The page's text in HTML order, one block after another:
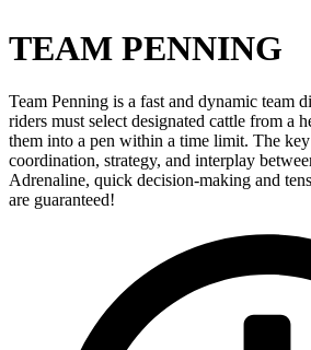
TEAM PENNING
Team Penning is a fast and dynamic team
riders must select designated cattle from a
them into a pen within a time limit. The key
coordination, strategy, and interplay
Adrenaline, quick decision-making and
are guaranteed!